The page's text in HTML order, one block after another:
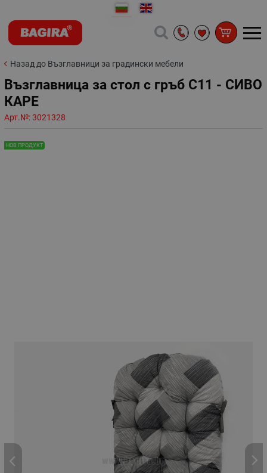
Назад до Възглавници за градински мебели
Възглавница за стол с гръб С11 - СИВО
КАРЕ
Арт.№:3021328
НОВ ПРОДУКТ